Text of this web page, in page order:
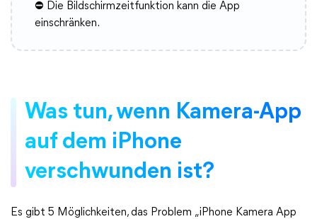
⛔ Die Bildschirmzeitfunktion kann die App
einschränken.
Was tun, wenn Kamera-App
auf dem iPhone
verschwunden ist?
Es gibt 5 Möglichkeiten, das Problem „iPhone Kamera App